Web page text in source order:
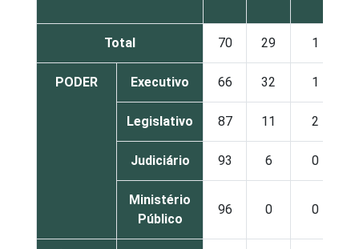
Total 70 29 1
PODER Executivo 66 32 1
Legislativo 87 11 2
Judiciário 93 6 0
Ministério
Público
96 0 0